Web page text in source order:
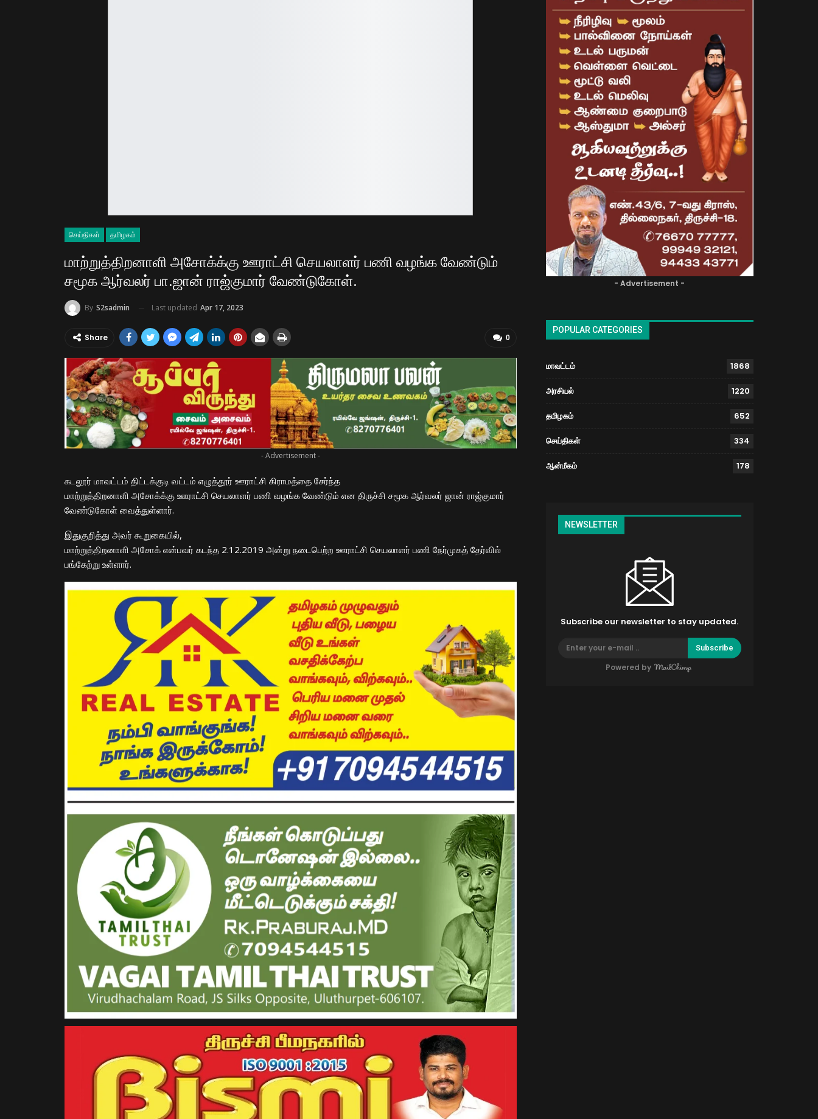
செய்திகள் தமிழகம்
மாற்றுத்திறனாளி அசோக்க்கு ஊராட்சி செயலாளர் பணி வழங்க வேண்டும்
சமூக ஆர்வலர் பா.ஜான் ராஜ்குமார் வேண்டுகோள்.
By S2sadmin Last updated Apr 17, 2023
0
Share
- Advertisement -
கடலூர் மாவட்டம் திட்டக்குடி வட்டம் எழுத்தூர் ஊராட்சி கிராமத்தை சேர்ந்த
மாற்றுத்திறனாளி அசோக்க்கு ஊராட்சி செயலாளர் பணி வழங்க வேண்டும் என திருச்சி சமூக ஆர்வலர் ஜான் ராஜ்குமார்
வேண்டுகோள் வைத்துள்ளார்.
இதுகுறித்து அவர் கூறுகையில்,
மாற்றுத்திறனாளி அசோக் என்பவர் கடந்த 2.12.2019 அன்று நடைபெற்ற ஊராட்சி செயலாளர் பணி நேர்முகத் தேர்வில்
பங்கேற்று உள்ளார்.
- Advertisement -
POPULAR CATEGORIES
மாவட்டம் 1868
அரசியல் 1220
தமிழகம் 652
செய்திகள் 334
ஆன்மீகம் 178
NEWSLETTER
Subscribe our newsletter to stay updated.
Subscribe
Powered by